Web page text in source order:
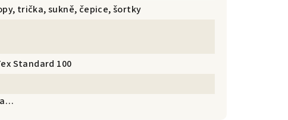
trička, sukně, čepice, šortky
Standard 100